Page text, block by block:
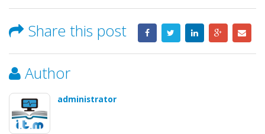
Share this post
Author
administrator